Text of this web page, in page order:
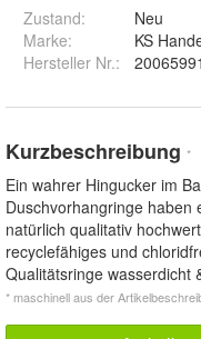
Zustand:
Neu
Marke:
KS
Hersteller Nr.:
Kurzbeschreibung *
Ein wahrer Hingucker im
Duschvorhangringe haben
natürlich qualitativ
recyclefähiges und
Qualitätsringe wasserdicht
* maschinell aus der